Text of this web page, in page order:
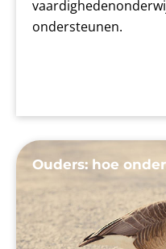
ondersteunen.
Ouders: hoe